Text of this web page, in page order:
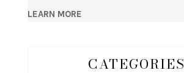
LEARN MORE
CATEGORIES